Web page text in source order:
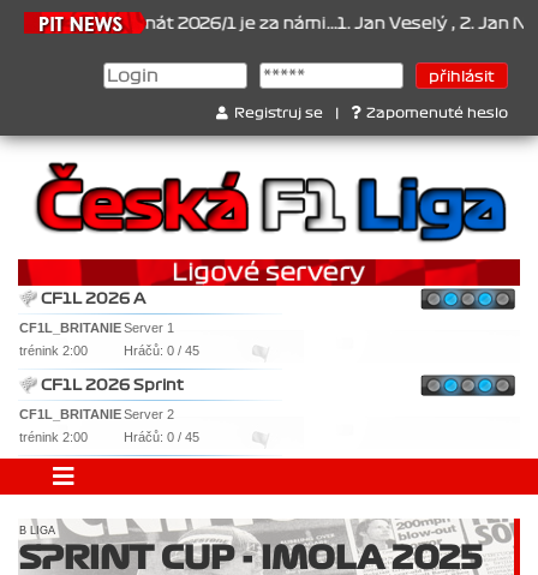
Šampionát 2026/1 je za námi...1. Jan Veselý , 2. Jan
Registruj se Zapomenuté heslo
CF1L 2026 A
CF1L_BRITANIEServer 1
trénink 2:00
Hráčů: 0 / 45
CF1L 2026 Sprint
CF1L_BRITANIEServer 2
trénink 2:00
Hráčů: 0 / 45
B LIGA
SPRINT CUP - IMOLA 2025